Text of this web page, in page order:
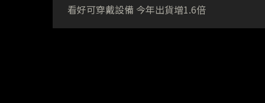
看好可穿戴設備 今年出貨增1.6倍